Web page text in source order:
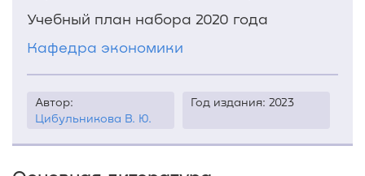
Учебный план набора 2020 года
Кафедра экономики
Автор:
Цибульникова В. Ю.
Год издания: 2023